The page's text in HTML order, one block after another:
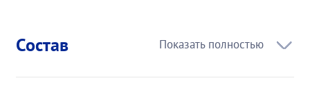
Состав